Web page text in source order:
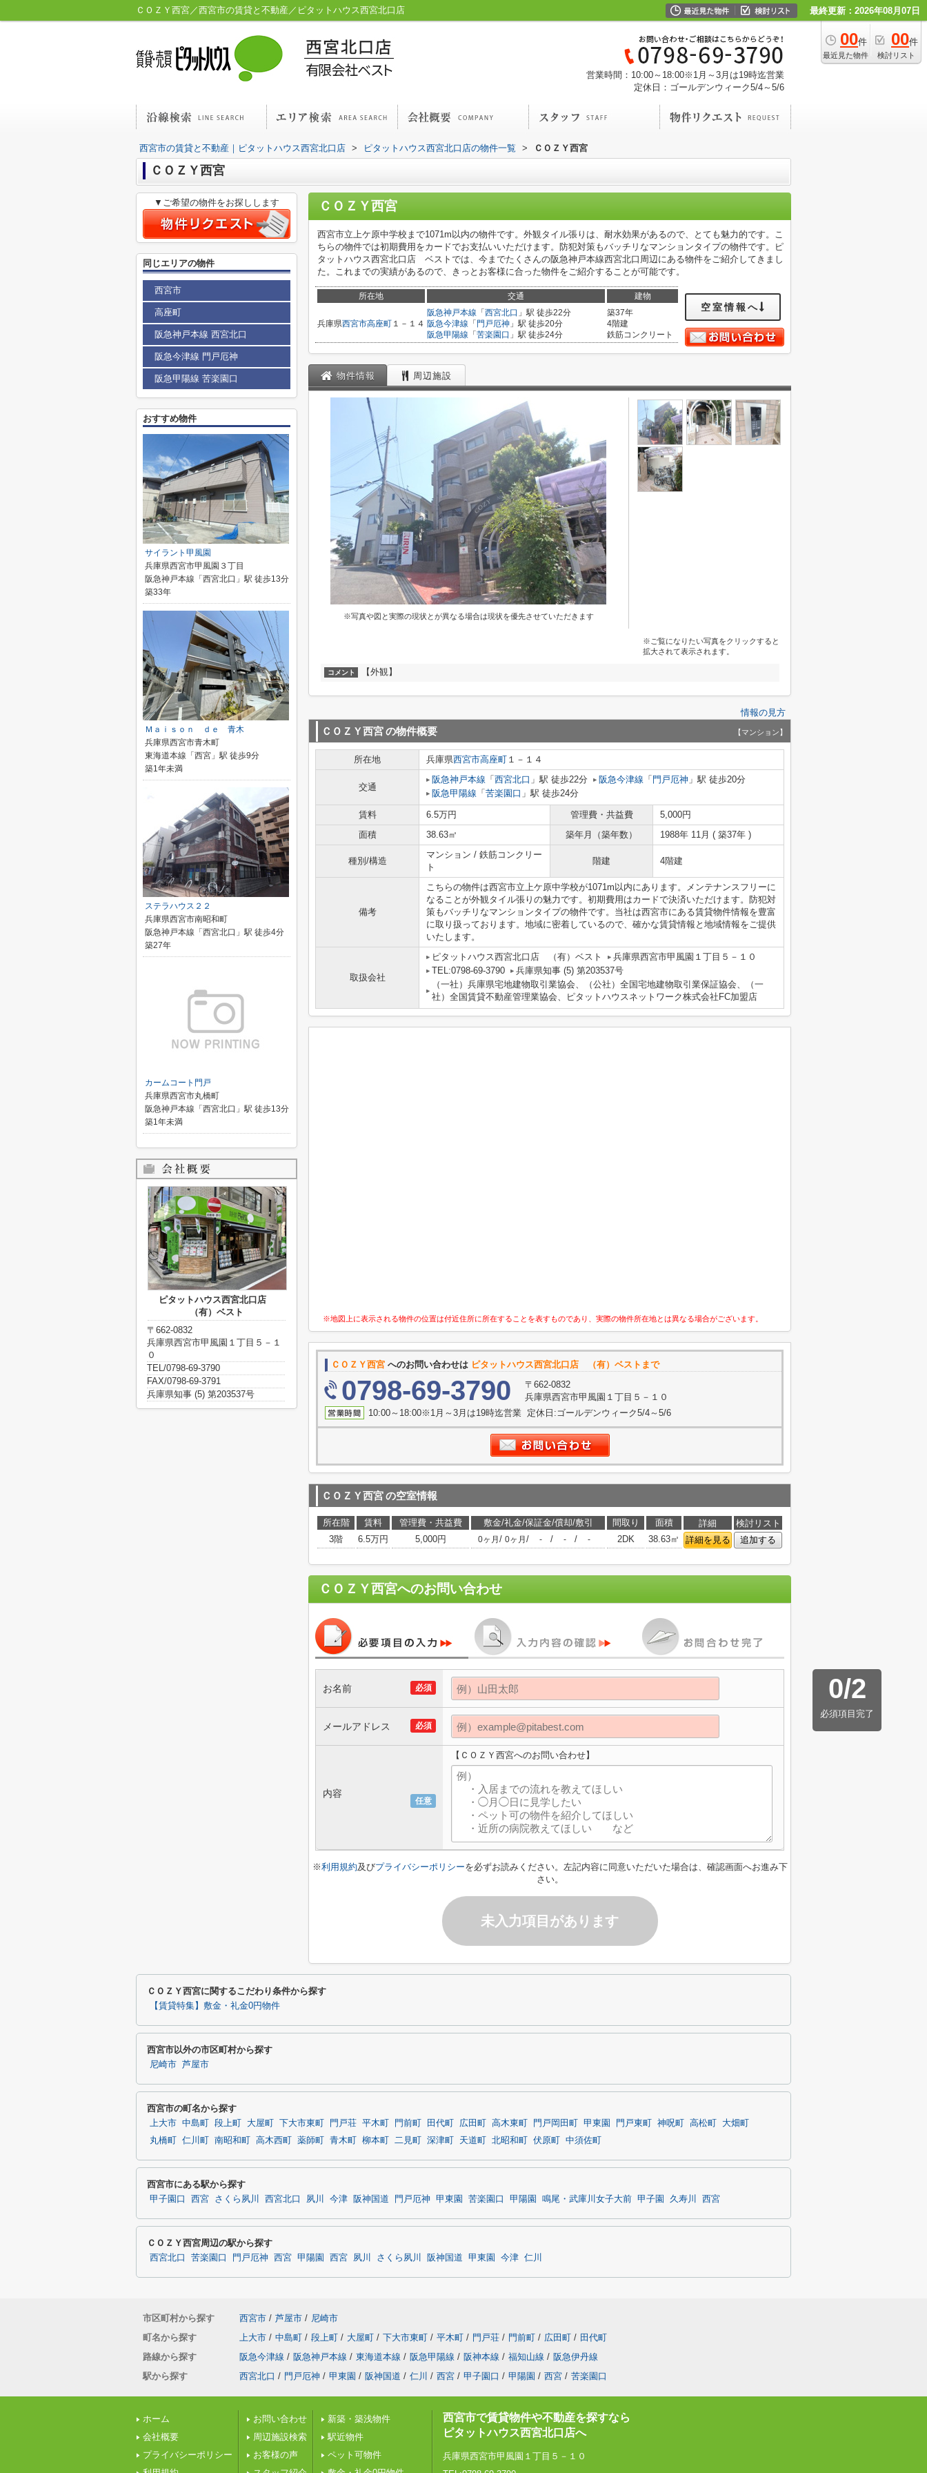
ＣＯＺＹ西宮／西宮市の賃貸と不動産／ピタットハウス西宮北口店 最終更新：2026年08月07日
00件
最近見た物件
00件
検討リスト
営業時間：10:00～18:00※1月～3月は19時迄営業
定休日：ゴールデンウィーク5/4～5/6
西宮市の賃貸と不動産｜ピタットハウス西宮北口店 > ピタットハウス西宮北口店の物件一覧 > ＣＯＺＹ西宮
ＣＯＺＹ西宮
ＣＯＺＹ西宮
西宮市立上ケ原中学校まで1071m以内の物件です。外観タイル張りは、耐水効果があるので、とても魅力的です。こ
ちらの物件では初期費用をカードでお支払いいただけます。防犯対策もバッチリなマンションタイプの物件です。ピ
タットハウス西宮北口店 ベストでは、今までたくさんの阪急神戸本線西宮北口周辺にある物件をご紹介してきまし
た。これまでの実績があるので、きっとお客様に合った物件をご紹介することが可能です。
所在地 交通 建物
兵庫県西宮市高座町 １－１４
阪急神戸本線 「 西宮北口 」駅 徒歩22分
阪急今津線 「 門戸厄神 」駅 徒歩20分
阪急甲陽線 「 苦楽園口 」駅 徒歩24分
築37年
4階建
鉄筋コンクリート
空室情報へ
物件情報 周辺施設
※写真や図と実際の現状とが異なる場合は現状を優先させていただきます
※ご覧になりたい写真をクリックすると
拡大されて表示されます。
コメント 【外観】
情報の見方
ＣＯＺＹ西宮の物件概要 【マンション】
所在地 兵庫県西宮市高座町 １－１４
交通
阪急神戸本線 「 西宮北口 」駅 徒歩22分 阪急今津線 「 門戸厄神 」駅 徒歩20分
阪急甲陽線 「 苦楽園口 」駅 徒歩24分
賃料 6.5万円 管理費・共益費
5,000円
面積
38.63㎡ 築年月（築年数） 1988年 11月 ( 築37年 )
種別/構造
マンション / 鉄筋コンクリー
ト
階建 4階建
備考
こちらの物件は西宮市立上ケ原中学校が1071m以内にあります。メンテナンスフリーに
なることが外観タイル張りの魅力です。初期費用はカードで決済いただけます。防犯対
策もバッチリなマンションタイプの物件です。当社は西宮市にある賃貸物件情報を豊富
に取り扱っております。地域に密着しているので、確かな賃貸情報と地域情報をご提供
いたします。
取扱会社
ピタットハウス西宮北口店 （有）ベスト
兵庫県西宮市甲風園１丁目５－１０
TEL:0798-69-3790
兵庫県知事 (5) 第203537号
（一社）兵庫県宅地建物取引業協会、（公社）全国宅地建物取引業保証協会、（一
社）全国賃貸不動産管理業協会、ピタットハウスネットワーク株式会社FC加盟店
※地図上に表示される物件の位置は付近住所に所在することを表すものであり、実際の物件所在地とは異なる場合がございます。
ＣＯＺＹ西宮 へのお問い合わせは ピタットハウス西宮北口店 （有）ベストまで
0798-69-3790
〒662-0832
兵庫県西宮市甲風園１丁目５－１０
10:00～18:00※1月～3月は19時迄営業 定休日:ゴールデンウィーク5/4～5/6
ＣＯＺＹ西宮の空室情報
所在階 賃料 管理費・共益費 敷金/礼金/保証金/償却/敷引 間取り 面積 詳細
検討リスト
3階
6.5万円 5,000円 0ヶ月 / 0ヶ月 / - / - / - 2DK 38.63㎡ 詳細を見る 追加する
ＣＯＺＹ西宮へのお問い合わせ
0/2
必須項目完了
必須
お名前
必須
メールアドレス
任意
内容
【ＣＯＺＹ西宮へのお問い合わせ】
※利用規約及びプライバシーポリシーを必ずお読みください。左記内容に同意いただいた場合は、確認画面へお進み下
さい。
未入力項目があります
▼ご希望の物件をお探しします
同じエリアの物件
西宮市
高座町
阪急神戸本線 西宮北口
阪急今津線 門戸厄神
阪急甲陽線 苦楽園口
おすすめ物件
サイラント甲風園
兵庫県西宮市甲風園３丁目
阪急神戸本線「西宮北口」駅 徒歩13分
築33年
Ｍａｉｓｏｎ ｄｅ 青木
兵庫県西宮市青木町
東海道本線「西宮」駅 徒歩9分
築1年未満
ステラハウス２２
兵庫県西宮市南昭和町
阪急神戸本線「西宮北口」駅 徒歩4分
築27年
カームコート門戸
兵庫県西宮市丸橋町
阪急神戸本線「西宮北口」駅 徒歩13分
築1年未満
ピタットハウス西宮北口店
（有）ベスト
〒662-0832
兵庫県西宮市甲風園１丁目５－１
０
TEL/0798-69-3790
FAX/0798-69-3791
兵庫県知事 (5) 第203537号
ＣＯＺＹ西宮に関するこだわり条件から探す
【賃貸特集】敷金・礼金0円物件
西宮市以外の市区町村から探す
尼崎市 芦屋市
西宮市の町名から探す
上大市 中島町 段上町 大屋町 下大市東町 門戸荘 平木町 門前町 田代町 広田町 高木東町 門戸岡田町 甲東園 門戸東町 神呪町 高松町
大畑町
丸橋町
仁川町 南昭和町 高木西町 薬師町 青木町 柳本町 二見町 深津町 天道町 北昭和町 伏原町 中須佐町
西宮市にある駅から探す
甲子園口 西宮 さくら夙川 西宮北口 夙川 今津 阪神国道 門戸厄神 甲東園 苦楽園口 甲陽園 鳴尾・武庫川女子大前 甲子園 久寿川 西宮
ＣＯＺＹ西宮周辺の駅から探す
西宮北口 苦楽園口 門戸厄神 西宮 甲陽園 西宮 夙川 さくら夙川 阪神国道 甲東園 今津 仁川
市区町村から探す 西宮市 / 芦屋市 / 尼崎市
町名から探す
上大市 / 中島町 / 段上町 / 大屋町 / 下大市東町 / 平木町 / 門戸荘 / 門前町 / 広田町 / 田代町
路線から探す
阪急今津線 / 阪急神戸本線 / 東海道本線 / 阪急甲陽線 / 阪神本線 / 福知山線 / 阪急伊丹線
駅から探す
西宮北口 / 門戸厄神 / 甲東園 / 阪神国道 / 仁川 / 西宮 / 甲子園口 / 甲陽園 / 西宮 / 苦楽園口
ホーム
会社概要
プライバシーポリシー
お問い合わせ
周辺施設検索
お客様の声
新築・築浅物件
駅近物件
ペット可物件
西宮市で賃貸物件や不動産を探すなら
ピタットハウス西宮北口店へ
兵庫県西宮市甲風園１丁目５－１０